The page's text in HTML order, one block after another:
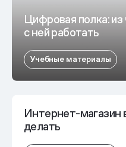
Цифровая полка: из
с ней работать
Учебные материалы
Интернет-магазин
делать